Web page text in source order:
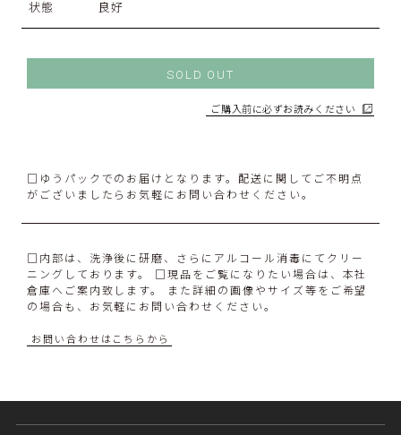
状態
良好
SOLD OUT
ご購入前に必ずお読みください
□ゆうパックでのお届けとなります。配送に関してご不明点
がございましたらお気軽にお問い合わせください。
□内部は、洗浄後に研磨、さらにアルコール消毒にてクリー
ニングしております。 □現品をご覧になりたい場合は、本社
倉庫へご案内致します。 また詳細の画像やサイズ等をご希望
の場合も、お気軽にお問い合わせください。
お問い合わせはこちらから